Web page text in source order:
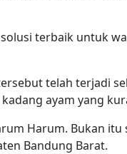
terbaik untuk
telah terjadi
ayam yang
Harum. Bukan itu
Bandung Barat.